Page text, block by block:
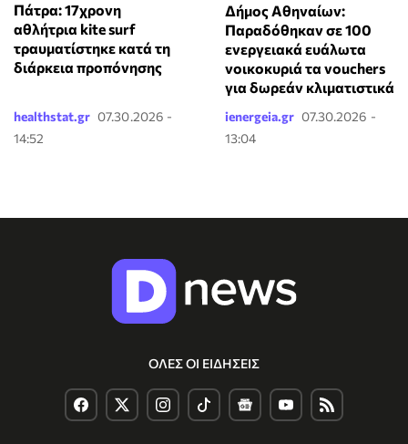
Πάτρα: 17χρονη
αθλήτρια kite surf
τραυματίστηκε κατά τη
διάρκεια προπόνησης
healthstat.gr 07.30.2026 -
14:52
Δήμος Αθηναίων:
Παραδόθηκαν σε 100
ενεργειακά ευάλωτα
νοικοκυριά τα vouchers
για δωρεάν κλιματιστικά
ienergeia.gr 07.30.2026 -
13:04
ΟΛΕΣ ΟΙ ΕΙΔΗΣΕΙΣ